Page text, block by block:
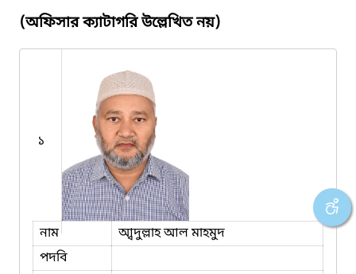
(অফিসার ক্যাটাগরি উল্লেখিত নয়)
১
নাম
আ্বদুল্লাহ আল মাহমুদ
পদবি